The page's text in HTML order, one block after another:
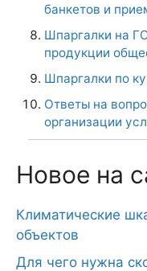
банкетов и
Шпаргалки на
продукции
Шпаргалки по
Ответы на
организации
Новое на
Климатические
объектов
Для чего нужна